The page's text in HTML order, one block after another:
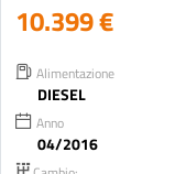
10.399 €
Alimentazione
DIESEL
Anno
04/2016